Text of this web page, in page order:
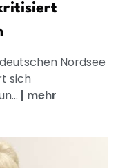
Nordsee
sich
| mehr